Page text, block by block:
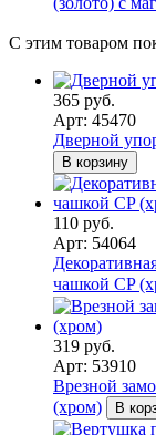
С этим товаром
365 руб.
Арт: 45470
Дверной
В корзину
110 руб.
Арт: 54064
чашкой CP
319 руб.
Арт: 53910
Врезной
(хром)
В